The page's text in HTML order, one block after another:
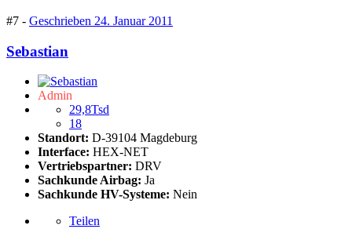
#7 - Geschrieben 24. Januar 2011
Sebastian
Admin
29,8Tsd
18
Standort: D-39104 Magdeburg
Interface: HEX-NET
Vertriebspartner: DRV
Sachkunde Airbag: Ja
Sachkunde HV-Systeme: Nein
Teilen